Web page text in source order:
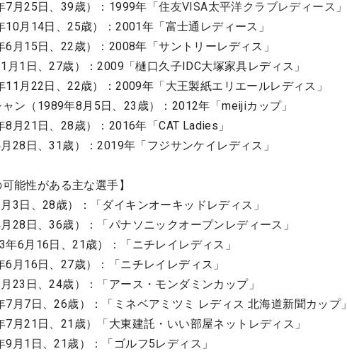
7月25日、39歳）：1999年「住友VISA太平洋クラブレディース 」
10月14日、25歳）：2001年「富士通レディース」
6月15日、22歳）：2008年「サントリーレディス」
月1日、27歳）：2009「樋口久子IDC大塚家具レディス」
11月22日、22歳）：2009年「大王製紙エリエールレディス」
ャン（1989年8月5日、23歳）：2012年「meijiカップ」
8月21日、28歳）：2016年「CAT Ladies」
28日、31歳）：2019年「フジサンケイレディス」
能性がある主な選手】
3日、28歳）：「ダイキンオーキッドレディス」
28日、36歳）：「パナソニックオープンレディース」
年6月16日、21歳）：「ニチレイレディス」
6月16日、27歳）：「ニチレイレディス」
23日、24歳）：「アース・モンダミンカップ」
7月7日、26歳）：「ミネベアミツミ レディス 北海道新聞カップ」
7月21日、21歳）「大東建託・いい部屋ネットレディス」
9月1日、21歳）：「ゴルフ5レディス」